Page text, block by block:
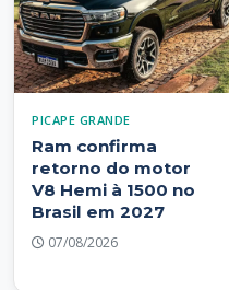
PICAPE GRANDE
Ram confirma
retorno do motor
V8 Hemi à 1500 no
Brasil em 2027
07/08/2026